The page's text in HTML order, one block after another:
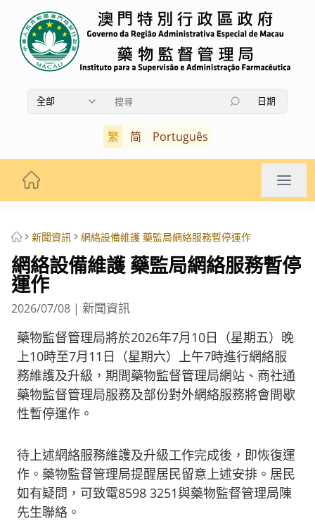
全部
日期
繁 简 Português
新聞資訊 網絡設備維護 藥監局網絡服務暫停運作
網絡設備維護 藥監局網絡服務暫停
運作
2026/07/08 | 新聞資訊
藥物監督管理局將於2026年7月10日（星期五）晚
上10時至7月11日（星期六）上午7時進行網絡服
務維護及升級，期間藥物監督管理局網站、商社通
藥物監督管理局服務及部份對外網絡服務將會間歇
性暫停運作。
待上述網絡服務維護及升級工作完成後，即恢復運
作。藥物監督管理局提醒居民留意上述安排。居民
如有疑問，可致電8598 3251與藥物監督管理局陳
先生聯絡。